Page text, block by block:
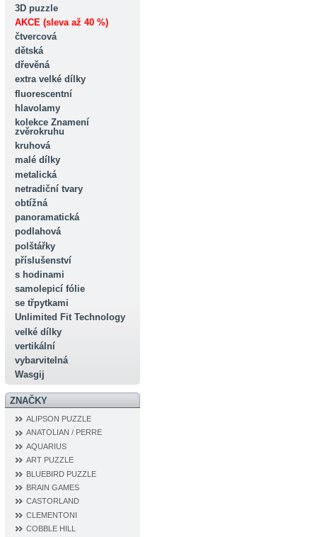
3D puzzle
AKCE (sleva až 40 %)
čtvercová
dětská
dřevěná
extra velké dílky
fluorescentní
hlavolamy
kolekce Znamení
zvěrokruhu
kruhová
malé dílky
metalická
netradiční tvary
obtížná
panoramatická
podlahová
polštářky
příslušenství
s hodinami
samolepicí fólie
se třpytkami
Unlimited Fit Technology
velké dílky
vertikální
vybarvitelná
Wasgij
ZNAČKY
ALIPSON PUZZLE
ANATOLIAN / PERRE
AQUARIUS
ART PUZZLE
BLUEBIRD PUZZLE
BRAIN GAMES
CASTORLAND
CLEMENTONI
COBBLE HILL